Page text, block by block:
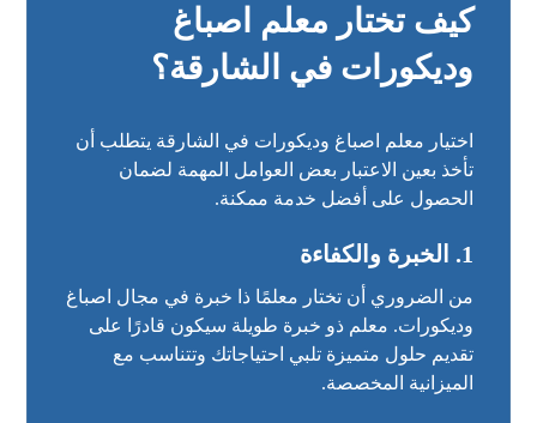
كيف تختار معلم اصباغ
وديكورات في الشارقة؟
اختيار معلم اصباغ وديكورات في الشارقة يتطلب أن
تأخذ بعين الاعتبار بعض العوامل المهمة لضمان
الحصول على أفضل خدمة ممكنة.
1. الخبرة والكفاءة
من الضروري أن تختار معلمًا ذا خبرة في مجال اصباغ
وديكورات. معلم ذو خبرة طويلة سيكون قادرًا على
تقديم حلول متميزة تلبي احتياجاتك وتتناسب مع
الميزانية المخصصة.